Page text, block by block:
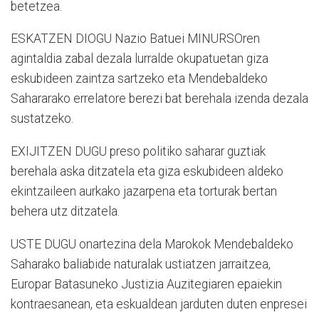
betetzea.
ESKATZEN DIOGU Nazio Batuei MINURSOren
agintaldia zabal dezala lurralde okupatuetan giza
eskubideen zaintza sartzeko eta Mendebaldeko
Sahararako errelatore berezi bat berehala izenda dezala
sustatzeko.
EXIJITZEN DUGU preso politiko saharar guztiak
berehala aska ditzatela eta giza eskubideen aldeko
ekintzaileen aurkako jazarpena eta torturak bertan
behera utz ditzatela.
USTE DUGU onartezina dela Marokok Mendebaldeko
Saharako baliabide naturalak ustiatzen jarraitzea,
Europar Batasuneko Justizia Auzitegiaren epaiekin
kontraesanean, eta eskualdean jarduten duten enpresei